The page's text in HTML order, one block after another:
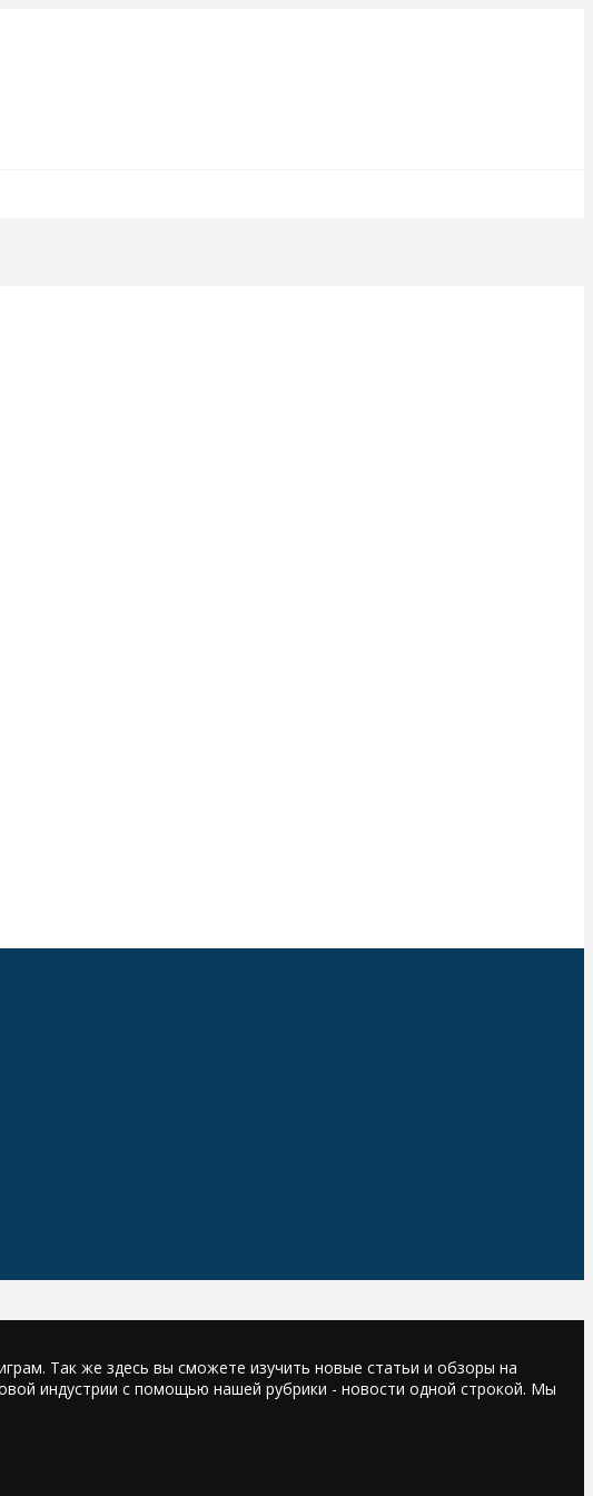
Так же здесь вы сможете изучить новые статьи и обзоры на
индустрии с помощью нашей рубрики - новости одной строкой. Мы